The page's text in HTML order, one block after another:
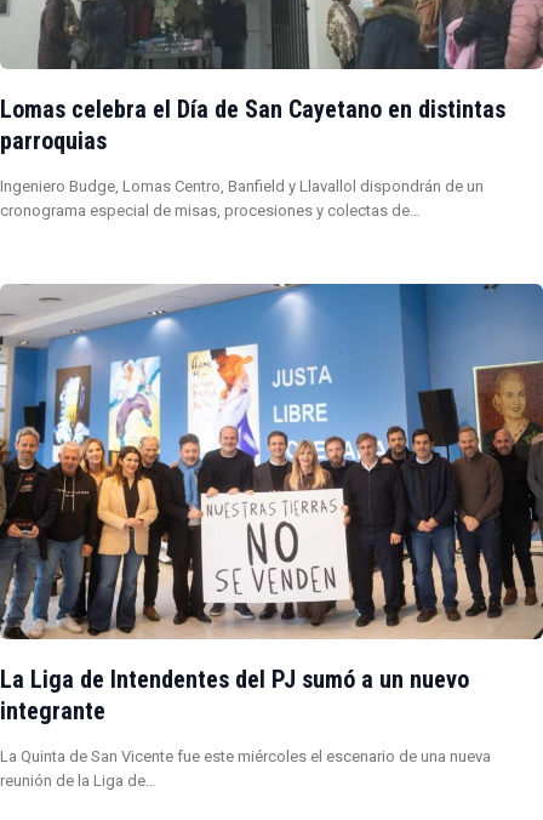
Lomas celebra el Día de San Cayetano en distintas
parroquias
Ingeniero Budge, Lomas Centro, Banfield y Llavallol dispondrán de un
cronograma especial de misas, procesiones y colectas de…
La Liga de Intendentes del PJ sumó a un nuevo
integrante
La Quinta de San Vicente fue este miércoles el escenario de una nueva
reunión de la Liga de…